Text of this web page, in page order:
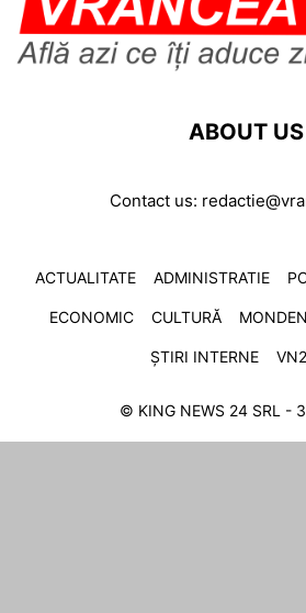
ABOUT US
Contact us:
ACTUALITATE ADMINISTRATIE
ECONOMIC CULTURĂ MONDEN
ȘTIRI INTERNE
© KING NEWS 24 SRL -